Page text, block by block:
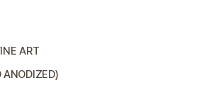
ART
ANODIZED)